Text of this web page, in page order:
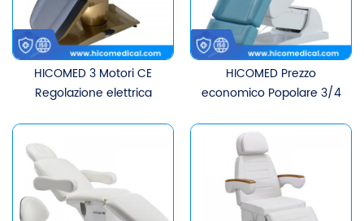
HICOMED 3 Motori CE
Regolazione elettrica
bellezza Lettino da
massaggio cosmetico per
il viso
HICOMED Prezzo
economico Popolare 3/4
massaggio elettrico Mobili
per saloni di bellezza
Sedia multifunzionale
Lettino cosmetico per il
viso Lettino di bellezza